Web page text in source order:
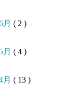
月 ( 2 )
5月 ( 4 )
月 ( 13 )